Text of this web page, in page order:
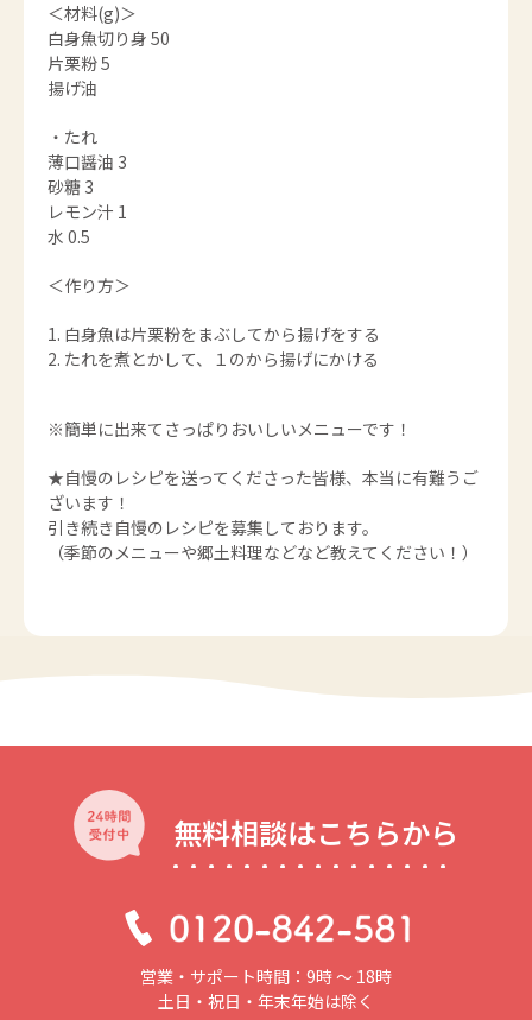
＜材料(g)＞
白身魚切り身 50
片栗粉 5
揚げ油
・たれ
薄口醤油 3
砂糖 3
レモン汁 1
水 0.5
＜作り方＞
白身魚は片栗粉をまぶしてから揚げをする
たれを煮とかして、１のから揚げにかける
※簡単に出来てさっぱりおいしいメニューです！
★自慢のレシピを送ってくださった皆様、本当に有難うご
ざいます！
引き続き自慢のレシピを募集しております。
（季節のメニューや郷土料理などなど教えてください！）
無料相談はこちらから
営業・サポート時間：9時 〜 18時
土日・祝日・年末年始は除く